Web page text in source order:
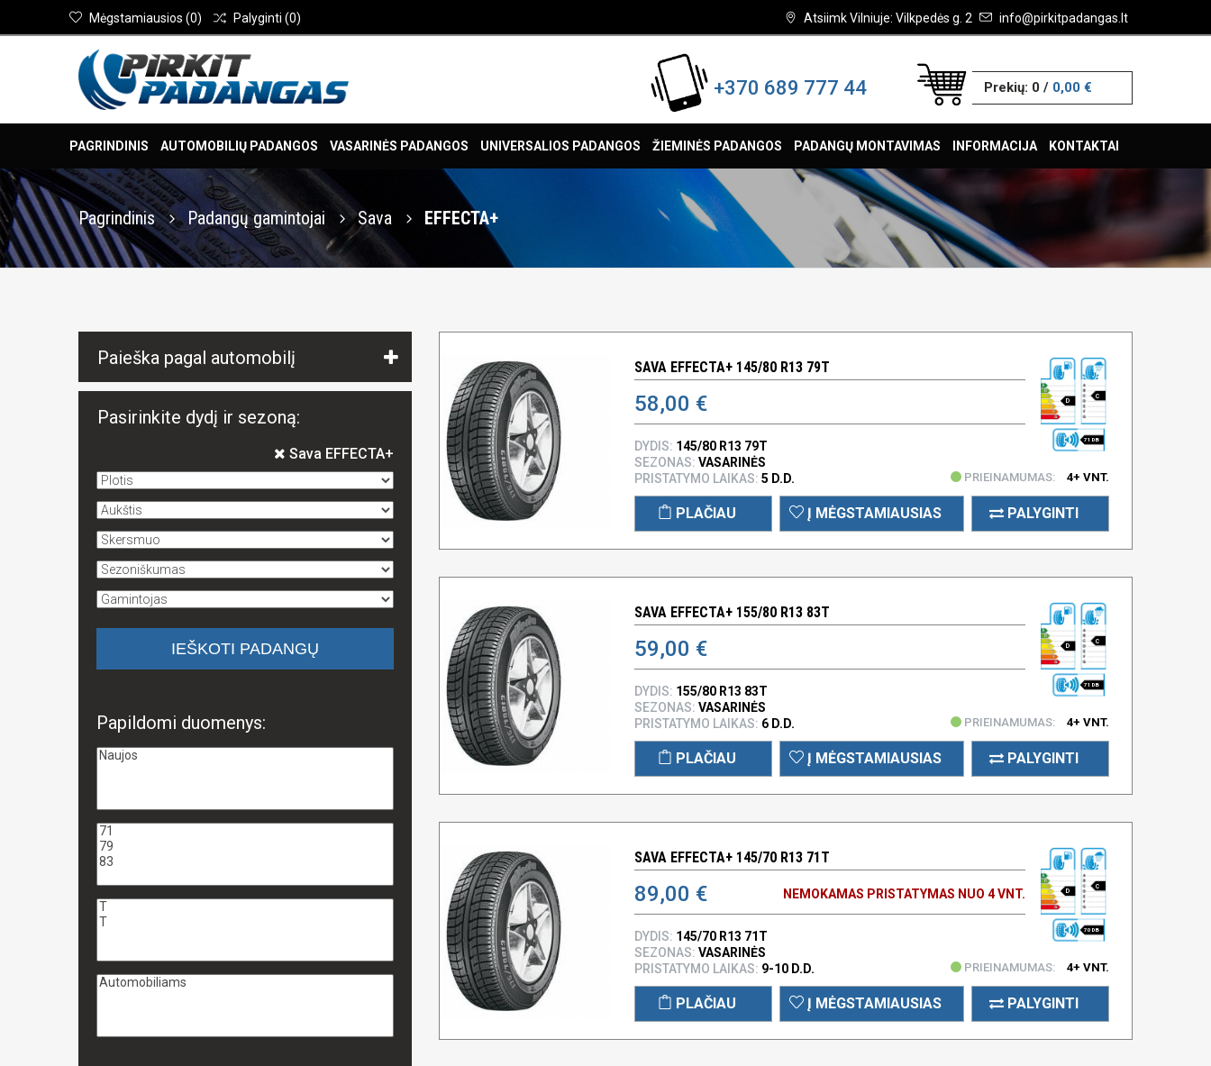
Atsiimk Vilniuje: Vilkpedės g. 2 info@pirkitpadangas.lt
Mėgstamiausios (0) Palyginti (0)
+370 689 777 44 Prekių: 0/ 0,00 €
PAGRINDINIS AUTOMOBILIŲ PADANGOS VASARINĖS PADANGOS UNIVERSALIOS PADANGOS ŽIEMINĖS PADANGOS PADANGŲ MONTAVIMAS INFORMACIJA KONTAKTAI
Pagrindinis Padangų gamintojai Sava EFFECTA+
Paieška pagal automobilį
Pasirinkite dydį ir sezoną:
Sava EFFECTA+
Papildomi duomenys:
SAVA EFFECTA+ 145/80 R13 79T
58,00 € D
C
71 DB
DYDIS: 145/80 R13 79T
SEZONAS: VASARINĖS
PRISTATYMO LAIKAS: 5 D.D. PRIEINAMUMAS: 4+ VNT.
PLAČIAU Į MĖGSTAMIAUSIAS PALYGINTI
SAVA EFFECTA+ 155/80 R13 83T
59,00 € D
C
71 DB
DYDIS: 155/80 R13 83T
SEZONAS: VASARINĖS
PRISTATYMO LAIKAS: 6 D.D. PRIEINAMUMAS: 4+ VNT.
PLAČIAU Į MĖGSTAMIAUSIAS PALYGINTI
SAVA EFFECTA+ 145/70 R13 71T
89,00 € NEMOKAMAS PRISTATYMAS NUO 4 VNT. D
C
70 DB
DYDIS: 145/70 R13 71T
SEZONAS: VASARINĖS
PRISTATYMO LAIKAS: 9-10 D.D. PRIEINAMUMAS: 4+ VNT.
PLAČIAU Į MĖGSTAMIAUSIAS PALYGINTI